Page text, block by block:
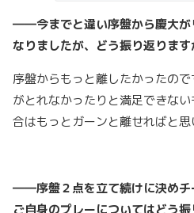
――今までと違い序盤から慶大が
なりましたが、どう振り返ります
序盤からもっと離したかったの
がとれなかったりと満足できな
合はもっとガーンと離せればと思
――序盤２点を立て続けに決めチ